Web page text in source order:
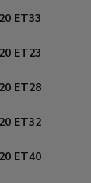
ET33
ET23
ET28
ET32
ET40